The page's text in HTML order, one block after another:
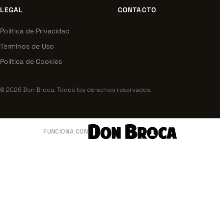
LEGAL
Politica de Privacidad
Terminos de Uso
Politica de Cookies
CONTACTO
© 2026 Don Broca. Todos los derechos reservados.
FUNCIONA CON